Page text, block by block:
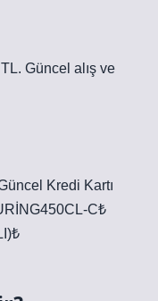
Güncel alış ve
Kredi Kartı
C₺